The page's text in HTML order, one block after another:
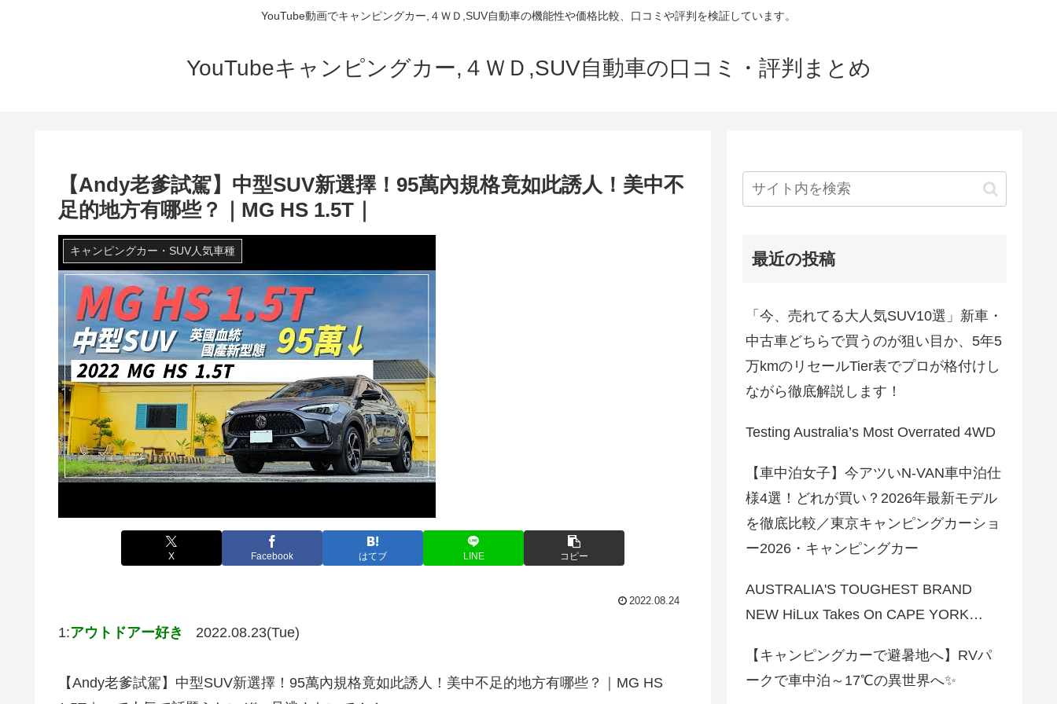
YouTube動画でキャンピングカー,４ＷＤ,SUV自動車の機能性や価格比較、口コミや評判を検証しています。
YouTubeキャンピングカー,４ＷＤ,SUV自動車の口コミ・評判まとめ
【Andy老爹試駕】中型SUV新選擇！95萬內規格竟如此誘人！美中不
足的地方有哪些？｜MG HS 1.5T｜
キャンピングカー・SUV人気車種
X Facebook はてブ LINE コピー
2022.08.24
1:アウトドアー好き 2022.08.23(Tue)
【Andy老爹試駕】中型SUV新選擇！95萬內規格竟如此誘人！美中不足的地方有哪些？｜MG HS
最近の投稿
「今、売れてる大人気SUV10選」新車・
中古車どちらで買うのが狙い目か、5年5
万kmのリセールTier表でプロが格付けし
ながら徹底解説します！
Testing Australia’s Most Overrated 4WD
【車中泊女子】今アツいN-VAN車中泊仕
様4選！どれが買い？2026年最新モデル
を徹底比較／東京キャンピングカーショ
ー2026・キャンピングカー
AUSTRALIA'S TOUGHEST BRAND
NEW HiLux Takes On CAPE YORK…
【キャンピングカーで避暑地へ】RVパ
ークで車中泊～17℃の異世界へ✨